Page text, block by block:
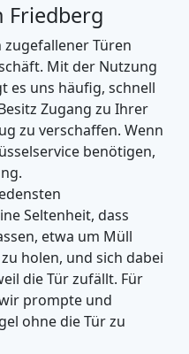
Friedberg
Türen
Mit der Nutzung
es uns häufig, schnell
Zugang zu Ihrer
zu verschaffen. Wenn
benötigen,
Seltenheit, dass
etwa um Müll
holen, und sich dabei
die Tür zufällt. Für
prompte und
ohne die Tür zu